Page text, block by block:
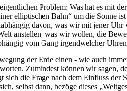
Problem: Was hat es mit
elliptischen Bahn“ um die Sonne
davon, was wir mit jener
anstellen, was wir wollen, die
vom Gang irgendwelcher
der Erde einen - wie auch
Zumindest können wir sagen,
sich die Frage nach dem Einfluss der
selbst dann, bezöge dieses